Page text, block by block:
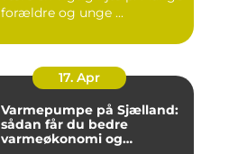
forældre og unge ...
17. Apr
Varmepumpe på Sjælland:
sådan får du bedre
varmeøkonomi og